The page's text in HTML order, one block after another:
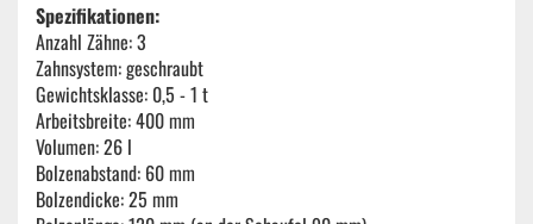
Spezifikationen:
Anzahl Zähne: 3
Zahnsystem: geschraubt
Gewichtsklasse: 0,5 - 1 t
Arbeitsbreite: 400 mm
Volumen: 26 l
Bolzenabstand: 60 mm
Bolzendicke: 25 mm